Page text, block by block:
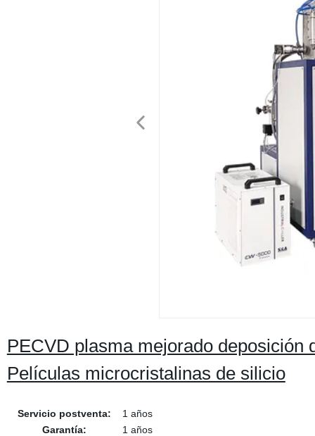
PECVD plasma mejorado
Películas microcristalinas de silicio
Servicio postventa:
1 años
Garantía:
1 años